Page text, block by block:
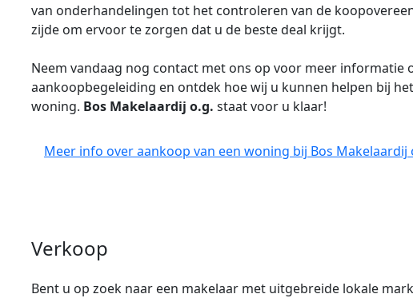
van onderhandelingen tot het controleren van de
zijde om ervoor te zorgen dat u de beste deal krijgt.
Neem vandaag nog contact met ons op voor meer informatie
aankoopbegeleiding en ontdek hoe wij u kunnen helpen bij
woning. Bos Makelaardij o.g. staat voor u klaar!
Meer info over aankoop van een woning bij Bos Makelaardij
Verkoop
Bent u op zoek naar een makelaar met uitgebreide lokale